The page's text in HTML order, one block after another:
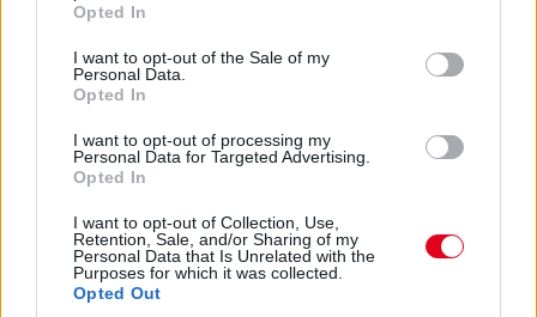
use your data for below specified purposes in below Google
consent section.
Opted In
I want to opt-out of the Sale of my
Personal Data.
Opted In
I want to opt-out of processing my
Personal Data for Targeted Advertising.
Opted In
I want to opt-out of Collection, Use,
Retention, Sale, and/or Sharing of my
Personal Data that Is Unrelated with the
Purposes for which it was collected.
Opted Out
jön Hamilton. És megy.
Két előzés szinte egyszerre! Leclerc feljön harmadiknak Norris
elé, Hamilton meg hetediknek Antonelli elé. Beválni látszik a
Leclerc megtámadta Norrist a célegyenes végén, de annyira